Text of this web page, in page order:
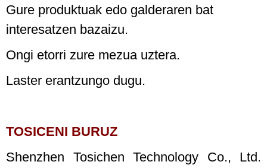
Gure produktuak edo galderaren bat
interesatzen bazaizu.
Ongi etorri zure mezua uztera.
Laster erantzungo dugu.
TOSICENI BURUZ
Shenzhen Tosichen Technology Co., Ltd.